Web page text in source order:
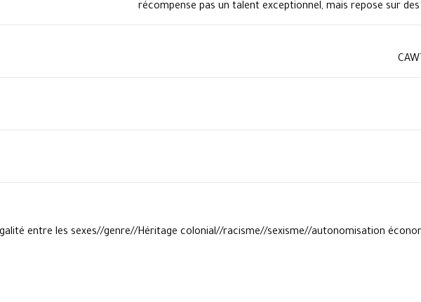
récompense pas un talent exceptionnel, mais repose sur
entre les sexes//genre//Héritage colonial//racisme//sexisme//autonomisation